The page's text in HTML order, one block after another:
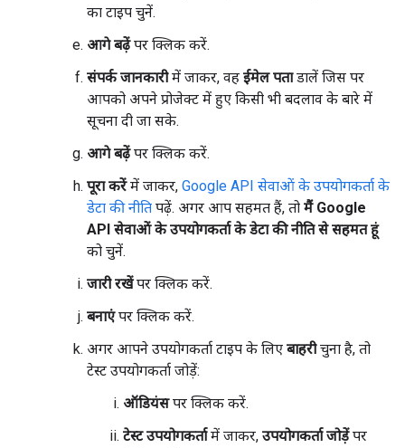
का टाइप चुनें.
आगे बढ़ेंपर क्लिक करें.
संपर्क जानकारीमें जाकर, वह ईमेल पताडालें जिस पर
आपको अपने प्रोजेक्ट में हुए किसी भी बदलाव के बारे में
सूचना दी जा सके.
आगे बढ़ेंपर क्लिक करें.
पूरा करेंमें जाकर, Google API सेवाओं के उपयोगकर्ता के
डेटा की नीति पढ़ें. अगर आप सहमत हैं, तो मैं Google
API सेवाओं के उपयोगकर्ता के डेटा की नीति से सहमत हूं
को चुनें.
जारी रखेंपर क्लिक करें.
बनाएंपर क्लिक करें.
अगर आपने उपयोगकर्ता टाइप के लिए बाहरीचुना है, तो
टेस्ट उपयोगकर्ता जोड़ें:
ऑडियंसपर क्लिक करें.
टेस्ट उपयोगकर्तामें जाकर, उपयोगकर्ता जोड़ेंपर